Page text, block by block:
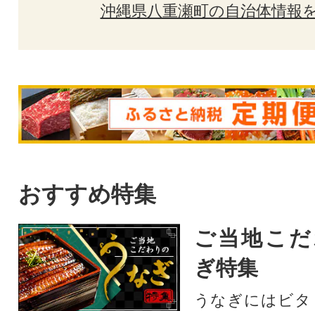
沖縄県八重瀬町の自治体情報
おすすめ特集
ご当地こ
ぎ特集
うなぎにはビ